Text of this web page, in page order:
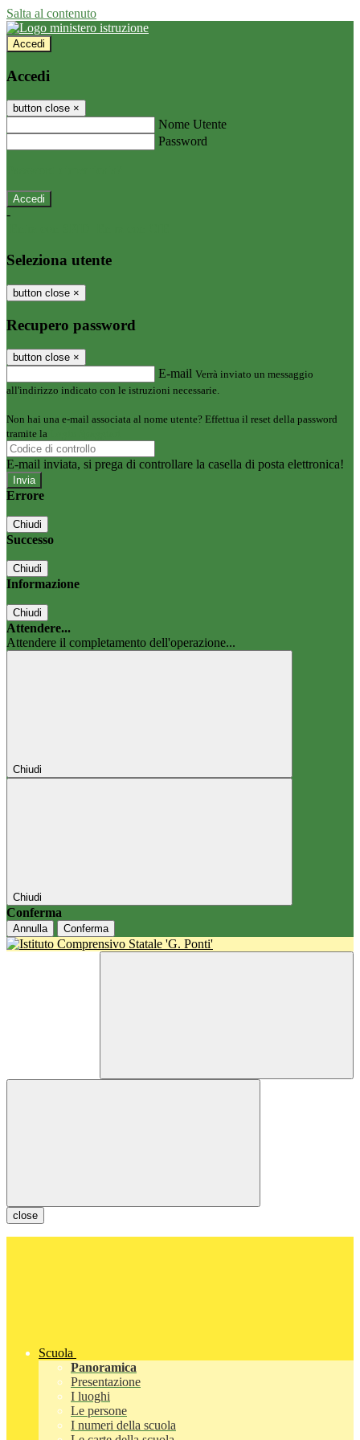
Salta al contenuto
Accedi
Accedi
button close ×
Nome Utente
Password
-
Seleziona utente
button close ×
Recupero password
button close ×
E-mail Verrà inviato un messaggio
all'indirizzo indicato con le istruzioni necessarie.
Non hai una e-mail associata al nome utente? Effettua il reset della password
tramite la
E-mail inviata, si prega di controllare la casella di posta elettronica!
Errore
Chiudi
Successo
Chiudi
Informazione
Chiudi
Attendere...
Attendere il completamento dell'operazione...
Chiudi
Chiudi
Conferma
Annulla Conferma
close
Scuola
Panoramica
Presentazione
I luoghi
Le persone
I numeri della scuola